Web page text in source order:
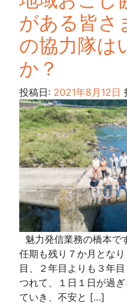
がある皆さ
の協力隊は
か？
投稿日: 2021年8月12日
魅力発信業務の橋本で
任期も残り７か月とな
目、２年目よりも３年
つれて、１日１日が過
ていき、不安と […]